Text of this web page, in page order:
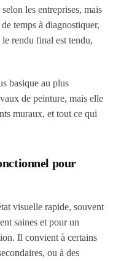
les entreprises, mais
temps à diagnostiquer,
rendu final est tendu,
basique au plus
de peinture, mais elle
muraux, et tout ce qui
pour
visuelle rapide, souvent
saines et pour un
Il convient à certains
ou à des